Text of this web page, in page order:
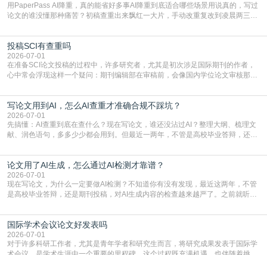
用PaperPass AI降重，真的能省好多事AI降重到底适合哪些场景用说真的，写过
论文的谁没懂那种痛苦？初稿查重出来飘红一大片，手动改重复改到凌晨两三
到秃头。这时候靠谱的AI降重真的就是救命稻草，选对工具，半天就能搞定你两
三天都做不完的事。不是所有人都需要用AI降重，但如果你符合下面这些场景，
真的可以试试：初稿写完重复率远超要
投稿SCI有查重吗
2026-07-01
在准备SCI论文投稿的过程中，许多研究者，尤其是初次涉足国际期刊的作者，
心中常会浮现这样一个疑问：期刊编辑部在审稿前，会像国内学位论文审核那
论文的初审通过率。实际上，SCI期刊对重复内容的审查是严谨投稿流程中不可
或缺的一环。本篇AEIC学术交流中心小编就为大家介绍“投稿SCI有查重吗”。
一、查重是标准流程答案是明确的：绝大多数S
写论文用到AI，怎么AI查重才准确合规不踩坑？
2026-07-01
先搞懂：AI查重到底在查什么？现在写论文，谁还没沾过AI？整理大纲、梳理文
献、润色语句，多多少少都会用到。但最近一两年，不管是高校毕业答辩，还是
须加做AI查重。很多人分不清，AI查重和普通查重到底有啥区别？这里说透：普
通查重查的是你的文字和已公开文献的重复比例，防的是抄袭；AI查重查的是你
的内容里，有多少是AI生成的，防的是过
论文用了AI生成，怎么通过AI检测才靠谱？
2026-07-01
现在写论文，为什么一定要做AI检测？不知道你有没有发现，最近这两年，不管
是高校毕业答辩，还是期刊投稿，对AI生成内容的检查越来越严了。之前就听身
要求修改，还差点被判定学术不规范，真的太冤了。现在国内多数高校和核心期
刊，都已经明确出台了相关规定：如果使用AI生成内容辅助写作，必须明确标
注，未标注的AI生成内容会被认定为不符合学
国际学术会议论文好发表吗
2026-07-01
对于许多科研工作者，尤其是青年学者和研究生而言，将研究成果发表于国际学